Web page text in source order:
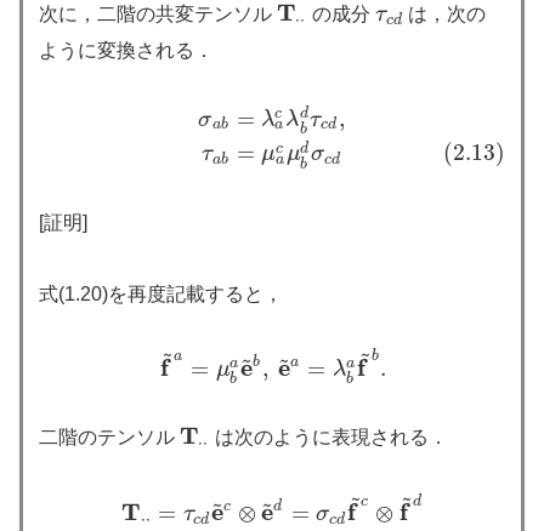
次に，二階の共変テンソル T⋅⋅
T⋅⋅ の成分τcd
τcd は，次の
ように変換される．
σab
τab
= λc
a λd
b τcd ,
= μc
a μd
b σcd (2.13)
bd τc d,(2.13)τab =
[証明]
式(1.20)を再度記載すると，
f~a = μa
b e
~b , e
~a = λa
b f~b.
f~a =μ bae~b e~a =λ baf~b
二階のテンソル T⋅⋅
T⋅⋅ は次のように表現される．
T⋅⋅ = τcde
~c ⊗ e
~d = σcdf~c ⊗ f~d
T⋅⋅=τc de~ c⊗e~d =σ cd ~c⊗f ~d